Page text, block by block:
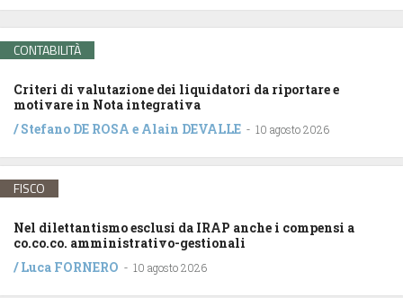
CONTABILITÀ
Criteri di valutazione dei liquidatori da riportare e
motivare in Nota integrativa
/Stefano DE ROSA e Alain DEVALLE - 10 agosto 2026
FISCO
Nel dilettantismo esclusi da IRAP anche i compensi a
co.co.co. amministrativo-gestionali
/Luca FORNERO - 10 agosto 2026